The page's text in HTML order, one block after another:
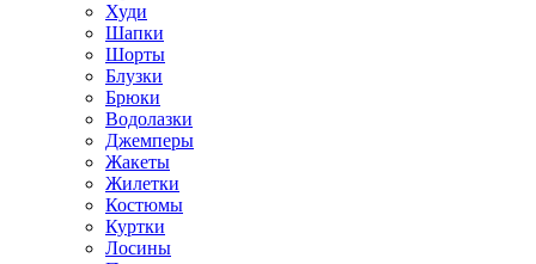
Худи
Шапки
Шорты
Блузки
Брюки
Водолазки
Джемперы
Жакеты
Жилетки
Костюмы
Куртки
Лосины